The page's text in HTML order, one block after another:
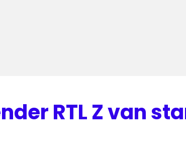
RTL Z van